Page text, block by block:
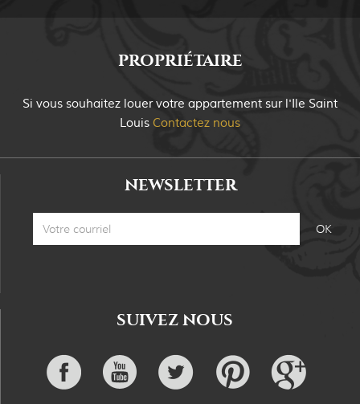
PROPRIÉTAIRE
Si vous souhaitez louer votre appartement sur l'Ile Saint
Louis Contactez nous
NEWSLETTER
SUIVEZ NOUS